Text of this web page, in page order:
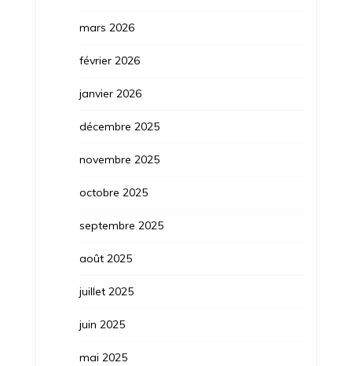
mars 2026
février 2026
janvier 2026
décembre 2025
novembre 2025
octobre 2025
septembre 2025
août 2025
juillet 2025
juin 2025
mai 2025